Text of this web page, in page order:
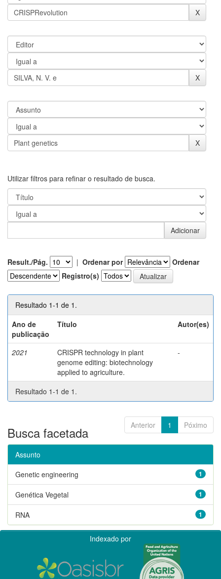
Utilizar filtros para refinar o resultado de busca.
Result./Pág. | Ordenar por
Ordenar
Registro(s)
Resultado 1-1 de 1.
Ano de
publicação
Título Autor(es)
2021
CRISPR technology in plant
genome editing: biotechnology
applied to agriculture.
-
Resultado 1-1 de 1.
Anterior 1 Póximo
Busca facetada
Assunto
1
Genetic engineering
1
Genética Vegetal
1
RNA
Indexado por